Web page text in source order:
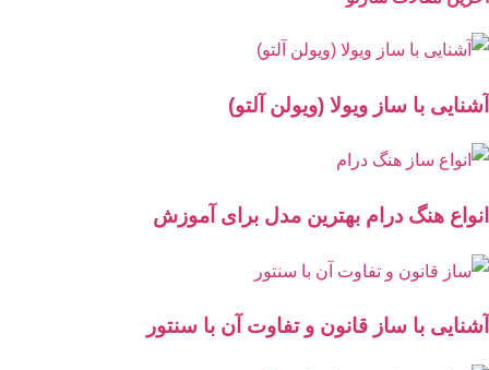
آشنایی با ساز ویولا (ویولن آلتو)
انواع هنگ درام بهترین مدل برای آموزش
آشنایی با ساز قانون و تفاوت آن با سنتور